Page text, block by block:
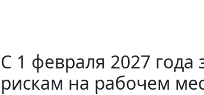
С 1 февраля 2027
рискам на рабочем